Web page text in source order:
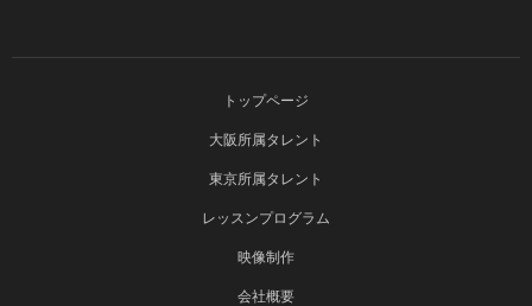
トップページ
大阪所属タレント
東京所属タレント
レッスンプログラム
映像制作
会社概要